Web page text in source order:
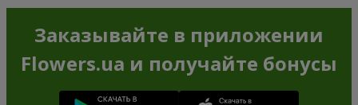
Заказывайте в приложении
Flowers.ua и получайте бонусы